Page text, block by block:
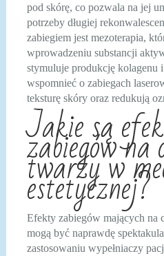
pod skórę, co pozwala na jej
potrzeby długiej
zabiegiem jest mezoterapia,
wprowadzeniu substancji
stymuluje produkcję kolagenu
wspomnieć o zabiegach
teksturę skóry oraz redukują
Jakie są
zabiegów
twarzy w
estetycznej?
Efekty zabiegów mających na
mogą być naprawdę
zastosowaniu wypełniaczy